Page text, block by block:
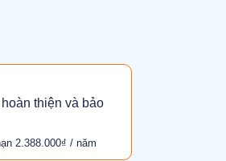
thiện và bảo
2.388.000₫ / năm